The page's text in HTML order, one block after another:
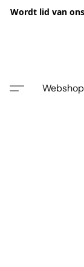
Wordt lid van
Webshop